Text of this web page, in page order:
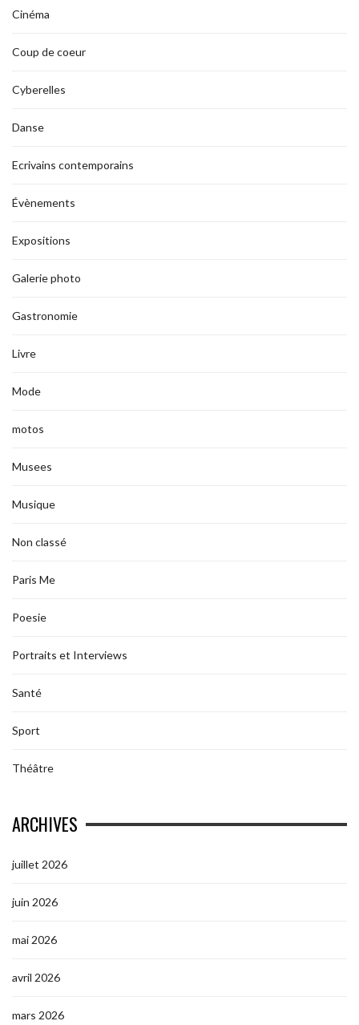
Cinéma
Coup de coeur
Cyberelles
Danse
Ecrivains contemporains
Évènements
Expositions
Galerie photo
Gastronomie
Livre
Mode
motos
Musees
Musique
Non classé
Paris Me
Poesie
Portraits et Interviews
Santé
Sport
Théâtre
ARCHIVES
juillet 2026
juin 2026
mai 2026
avril 2026
mars 2026